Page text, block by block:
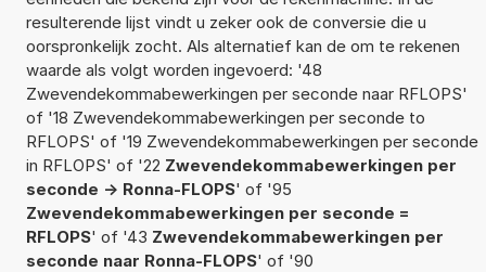
resulterende lijst vindt u zeker ook de conversie die u
oorspronkelijk zocht. Als alternatief kan de om te rekenen
waarde als volgt worden ingevoerd: '48
Zwevendekommabewerkingen per seconde naar RFLOPS'
of '18 Zwevendekommabewerkingen per seconde to
RFLOPS' of '19 Zwevendekommabewerkingen per seconde
in RFLOPS' of '22 Zwevendekommabewerkingen per
seconde -> Ronna-FLOPS' of '95
Zwevendekommabewerkingen per seconde =
RFLOPS' of '43 Zwevendekommabewerkingen per
seconde naar Ronna-FLOPS' of '90